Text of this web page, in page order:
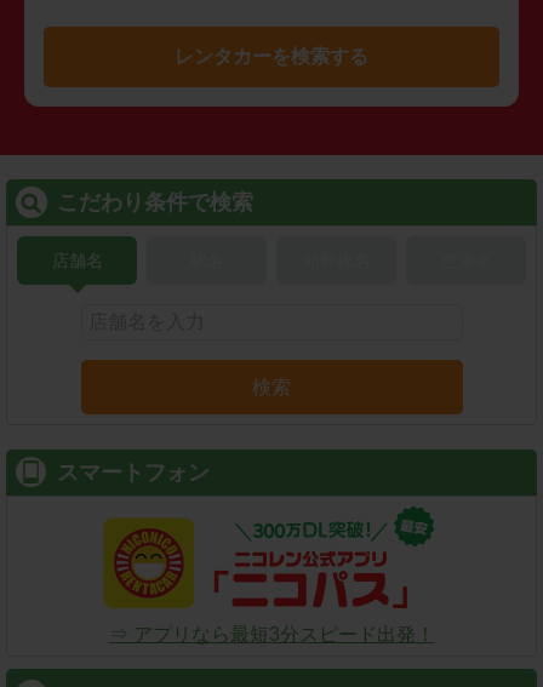
レンタカーを検索する
こだわり条件で検索
店舗名
検索
スマートフォン
⇒ アプリなら最短3分スピード出発！